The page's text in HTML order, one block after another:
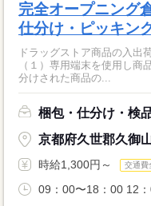
完全オープニング
仕分け・ピッキン
ドラッグストア商品の入出
（１）専用端末を使用し
分けされた商品の...
梱包・仕分け・検
京都府久世郡久御
時給1,300円～ 交通費
09：00〜18：00 12